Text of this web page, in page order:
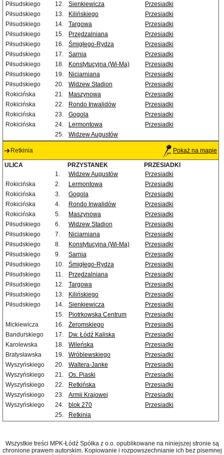
Piłsudskiego
12. Sienkiewicza
Przesiadki
Piłsudskiego
13. Kilińskiego
Przesiadki
Piłsudskiego
14. Targowa
Przesiadki
Piłsudskiego
15. Przędzalniana
Przesiadki
Piłsudskiego
16. Śmigłego-Rydza
Przesiadki
Piłsudskiego
17. Sarnia
Przesiadki
Piłsudskiego
18. Konstytucyjna (Wi-Ma)
Przesiadki
Piłsudskiego
19. Niciarniana
Przesiadki
Piłsudskiego
20. Widzew Stadion
Przesiadki
Rokicińska
21. Maszynowa
Przesiadki
Rokicińska
22. Rondo Inwalidów
Przesiadki
Rokicińska
23. Gogola
Przesiadki
Rokicińska
24. Lermontowa
Przesiadki
25.
Widzew Augustów
Retkinia Pokaż na mapie
ULICA PRZYSTANEK
PRZESIADKI
1.
Widzew Augustów
Przesiadki
Rokicińska
2. Lermontowa
Przesiadki
Rokicińska
3. Gogola
Przesiadki
Rokicińska
4. Rondo Inwalidów
Przesiadki
Rokicińska
5. Maszynowa
Przesiadki
Piłsudskiego
6. Widzew Stadion
Przesiadki
Piłsudskiego
7. Niciarniana
Przesiadki
Piłsudskiego
8. Konstytucyjna (Wi-Ma)
Przesiadki
Piłsudskiego
9. Sarnia
Przesiadki
Piłsudskiego
10. Śmigłego-Rydza
Przesiadki
Piłsudskiego
11. Przędzalniana
Przesiadki
Piłsudskiego
12. Targowa
Przesiadki
Piłsudskiego
13. Kilińskiego
Przesiadki
Piłsudskiego
14. Sienkiewicza
Przesiadki
15.
Piotrkowska Centrum
Przesiadki
Mickiewicza
16. Żeromskiego
Przesiadki
Bandurskiego
17. Dw. Łódź Kaliska
Przesiadki
Karolewska
18. Wileńska
Przesiadki
Bratysławska
19. Wróblewskiego
Przesiadki
Wyszyńskiego
20. Waltera-Janke
Przesiadki
Wyszyńskiego
21. Os. Piaski
Przesiadki
Wyszyńskiego
22. Retkińska
Przesiadki
Wyszyńskiego
23. Armii Krajowej
Przesiadki
Wyszyńskiego
24. blok 270
Przesiadki
25.
Retkinia
Wszystkie treści MPK-Łódź Spółka z o.o. opublikowane na niniejszej stronie są
chronione prawem autorskim. Kopiowanie i rozpowszechnianie ich bez pisemnej